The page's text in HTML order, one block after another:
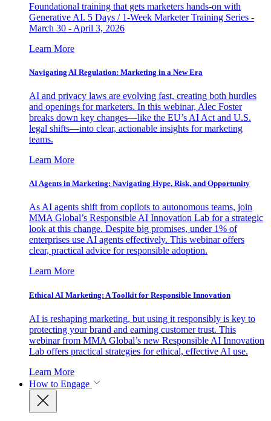
Foundational training that gets marketers hands-on with
Generative AI. 5 Days / 1-Week Marketer Training Series -
March 30 - April 3, 2026
Learn More
Navigating AI Regulation: Marketing in a New Era
AI and privacy laws are evolving fast, creating both hurdles
and openings for marketers. In this webinar, Alec Foster
breaks down key changes—like the EU’s AI Act and U.S.
legal shifts—into clear, actionable insights for marketing
teams.
Learn More
AI Agents in Marketing: Navigating Hype, Risk, and Opportunity
As AI agents shift from copilots to autonomous teams, join
MMA Global’s Responsible AI Innovation Lab for a strategic
look at this change. Despite big promises, under 1% of
enterprises use AI agents effectively. This webinar offers
clear, practical advice for responsible adoption.
Learn More
Ethical AI Marketing: A Toolkit for Responsible Innovation
AI is reshaping marketing, but using it responsibly is key to
protecting your brand and earning customer trust. This
webinar from MMA Global’s new Responsible AI Innovation
Lab offers practical strategies for ethical, effective AI use.
Learn More
How to Engage